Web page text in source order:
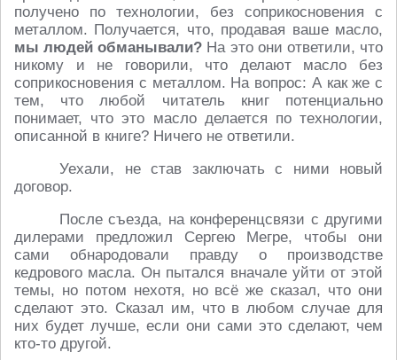
получено по технологии, без соприкосновения с
металлом. Получается, что, продавая ваше масло,
мы людей обманывали? На это они ответили, что
никому и не говорили, что делают масло без
соприкосновения с металлом. На вопрос: А как же с
тем, что любой читатель книг потенциально
понимает, что это масло делается по технологии,
описанной в книге? Ничего не ответили.
Уехали, не став заключать с ними новый
договор.
После съезда, на конференцсвязи с другими
дилерами предложил Сергею Мегре, чтобы они
сами обнародовали правду о производстве
кедрового масла. Он пытался вначале уйти от этой
темы, но потом нехотя, но всё же сказал, что они
сделают это. Сказал им, что в любом случае для
них будет лучше, если они сами это сделают, чем
кто-то другой.